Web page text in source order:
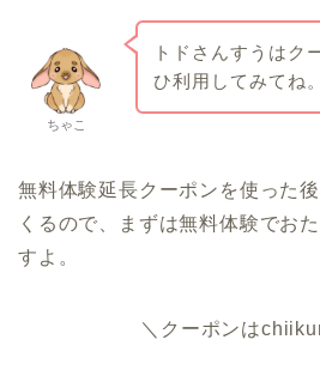
ちゃこ
トドさんすうはク
ひ利用してみてね。
無料体験延長クーポンを使った
くるので、まずは無料体験でお
すよ。
＼クーポンは